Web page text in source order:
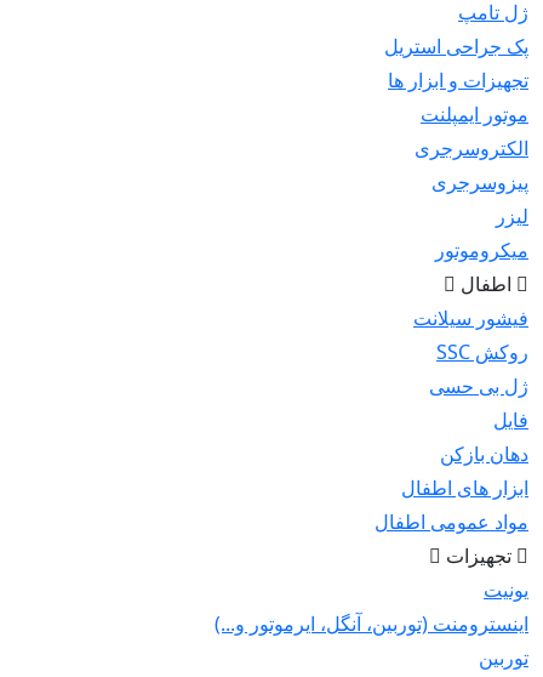
ژل تامپ
پک جراحی استریل
تجهیزات و ابزار ها
موتور ایمپلنت
الکتروسرجری
پیزوسرجری
لیزر
میکروموتور
اطفال
فیشور سیلانت
روکش SSC
ژل بی حسی
فایل
دهان بازکن
ابزار های اطفال
مواد عمومی اطفال
تجهیزات
یونیت
اینسترومنت (توربین، آنگل، ایرموتور و...)
توربین